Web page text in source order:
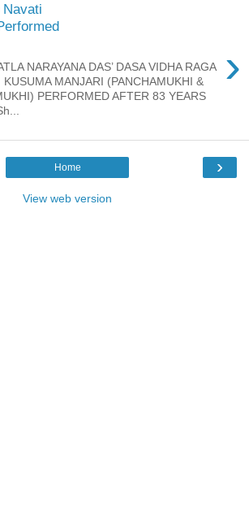
›
NARAYANA DAS’ DASA VIDHA RAGA
KUSUMA MANJARI (PANCHAMUKHI &
PERFORMED AFTER 83 YEARS
›
Home
View web version